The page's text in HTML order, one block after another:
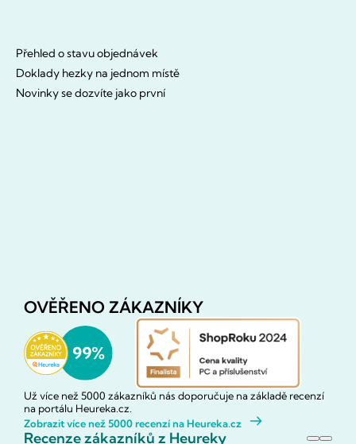
Přehled o stavu objednávek
Doklady hezky na jednom místě
Novinky se dozvíte jako první
OVĚŘENO ZÁKAZNÍKY
Už více než 5000 zákazníků nás doporučuje na základě recenzí
na portálu Heureka.cz.
Zobrazit více než 5000 recenzí na Heureka.cz
Recenze zákazníků z Heureky